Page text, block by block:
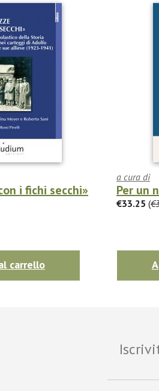
i fichi secchi»
carrello
a cura di
Per un
€33.25 (